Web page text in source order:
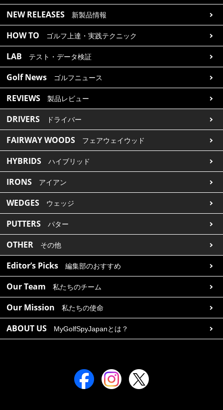
NEW RELEASES 新製品情報
HOW TO ゴルフ上達・実践テクニック
LAB テスト・データ検証
Golf News ゴルフニュース
REVIEWS 製品レビュー
DRIVERS ドライバー
FAIRWAY WOODS フェアウェイウッド
HYBRIDS ハイブリッド
IRONS アイアン
WEDGES ウェッジ
PUTTERS パター
OTHER その他
Editor’s Picks 編集部のおすすめ
Our Team 私たちのチーム
Our Mission 私たちの使命
ABOUT US MyGolfSpyJapanとは？